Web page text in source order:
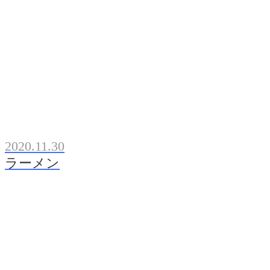
2020.11.30
ラーメン